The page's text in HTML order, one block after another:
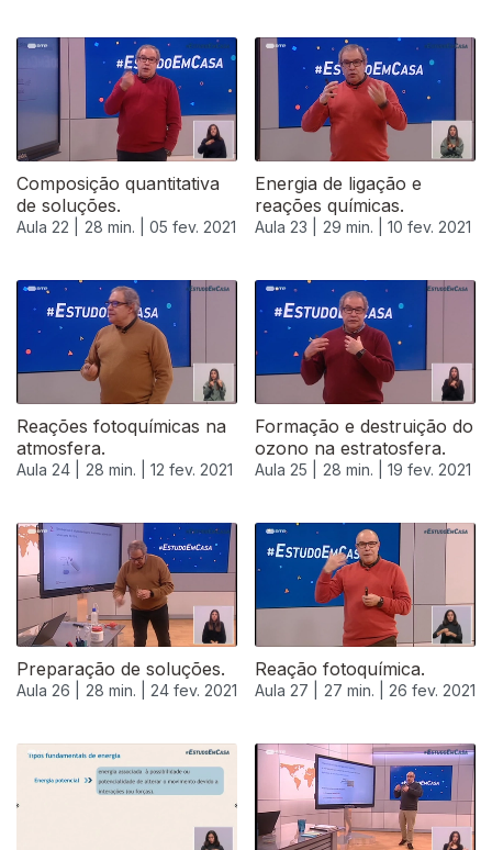
Composição quantitativa
de soluções.
Aula 22 | 28 min. | 05 fev. 2021
Energia de ligação e
reações químicas.
Aula 23 | 29 min. | 10 fev. 2021
523095
Reações fotoquímicas na
atmosfera.
Aula 24 | 28 min. | 12 fev. 2021
Formação e destruição do
ozono na estratosfera.
Aula 25 | 28 min. | 19 fev. 2021
Preparação de soluções.
Aula 26 | 28 min. | 24 fev. 2021
Reação fotoquímica.
Aula 27 | 27 min. | 26 fev. 2021